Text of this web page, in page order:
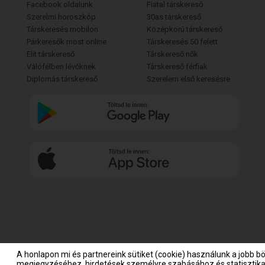
Facebook oldalunk
Szerelmi horoszkóp
Társkeresés mobilon
Párkeresők most online
Elit társkereső
Válófélben lévőknek
Diplomás társkereső
Fiatal társkereső
30as társkereső
Középkorú társkereső
Társkeresés 50 felett
Társkereső nők
Társkereső férfiak
Szerelem első keresésre
A honlapon mi és partnereink sütiket (cookie) használunk a jobb